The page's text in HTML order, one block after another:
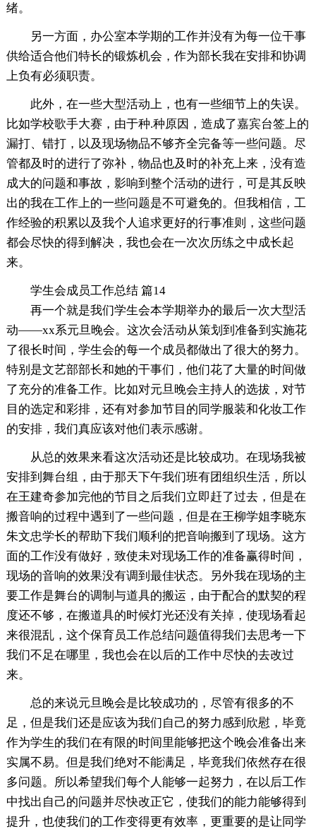
绪。
另一方面，办公室本学期的工作并没有为每一位干事
供给适合他们特长的锻炼机会，作为部长我在安排和协调
上负有必须职责。
此外，在一些大型活动上，也有一些细节上的失误。
比如学校歌手大赛，由于种.种原因，造成了嘉宾台签上的
漏打、错打，以及现场物品不够齐全完备等一些问题。尽
管都及时的进行了弥补，物品也及时的补充上来，没有造
成大的问题和事故，影响到整个活动的进行，可是其反映
出的我在工作上的一些问题是不可避免的。但我相信，工
作经验的积累以及我个人追求更好的行事准则，这些问题
都会尽快的得到解决，我也会在一次次历练之中成长起
来。
学生会成员工作总结 篇14
再一个就是我们学生会本学期举办的最后一次大型活
动――xx系元旦晚会。这次会活动从策划到准备到实施花
了很长时间，学生会的每一个成员都做出了很大的努力。
特别是文艺部部长和她的干事们，他们花了大量的时间做
了充分的准备工作。比如对元旦晚会主持人的选拔，对节
目的选定和彩排，还有对参加节目的同学服装和化妆工作
的安排，我们真应该对他们表示感谢。
从总的效果来看这次活动还是比较成功。在现场我被
安排到舞台组，由于那天下午我们班有团组织生活，所以
在王建奇参加完他的节目之后我们立即赶了过去，但是在
搬音响的过程中遇到了一些问题，但是在王柳学姐李晓东
朱文忠学长的帮助下我们顺利的把音响搬到了现场。这方
面的工作没有做好，致使未对现场工作的准备赢得时间，
现场的音响的效果没有调到最佳状态。另外我在现场的主
要工作是舞台的调制与道具的搬运，由于配合的默契的程
度还不够，在搬道具的时候灯光还没有关掉，使现场看起
来很混乱，这个保育员工作总结问题值得我们去思考一下
我们不足在哪里，我也会在以后的工作中尽快的去改过
来。
总的来说元旦晚会是比较成功的，尽管有很多的不
足，但是我们还是应该为我们自己的努力感到欣慰，毕竟
作为学生的我们在有限的时间里能够把这个晚会准备出来
实属不易。但是我们绝对不能满足，毕竟我们依然存在很
多问题。所以希望我们每个人能够一起努力，在以后工作
中找出自己的问题并尽快改正它，使我们的能力能够得到
提升，也使我们的工作变得更有效率，更重要的是让同学